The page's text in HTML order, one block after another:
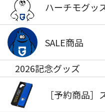
ハーチモグッ
SALE商品
2026記念グッズ
［予約商品